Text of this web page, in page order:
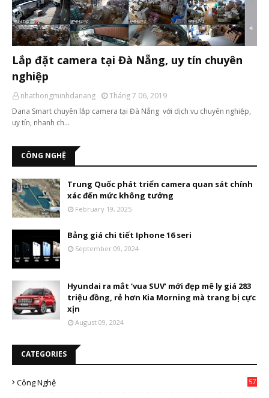
Lắp đặt camera tại Đà Nẵng, uy tín chuyên
nghiệp
nhathongminhdanang
Tháng 7 06, 2019
Dana Smart chuyên lắp camera tại Đà Nẵng với dịch vụ chuyên nghiệp,
uy tín, nhanh ch…
CÔNG NGHỆ
Trung Quốc phát triển camera quan sát chính
xác đến mức không tưởng
February 19, 2025
Bảng giá chi tiết Iphone 16 seri
September 09, 2024
Hyundai ra mắt ‘vua SUV’ mới đẹp mê ly giá 283
triệu đồng, rẻ hơn Kia Morning mà trang bị cực
xịn
August 09, 2024
CATEGORIES
Công Nghệ 57